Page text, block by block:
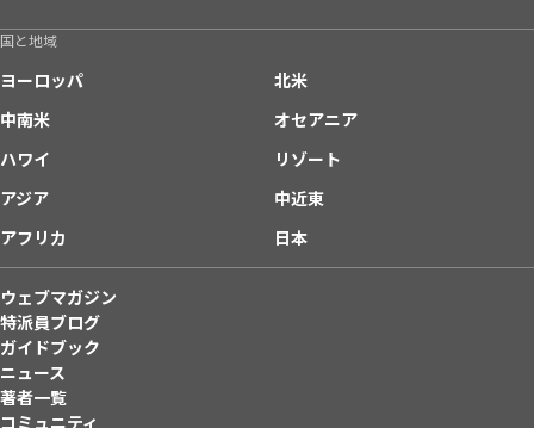
国と地域
ヨーロッパ
北米
中南米
オセアニア
ハワイ
リゾート
アジア
中近東
アフリカ
日本
ウェブマガジン
特派員ブログ
ガイドブック
ニュース
著者一覧
コミュニティ